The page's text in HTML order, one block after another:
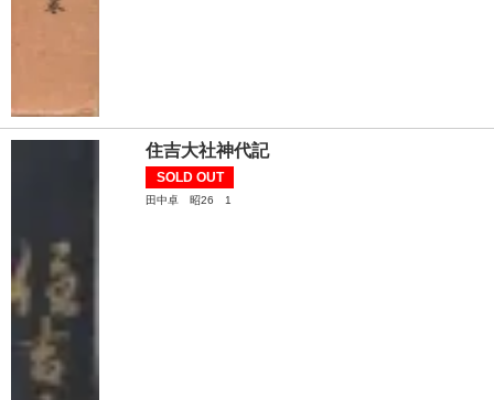
住吉大社神代記
SOLD OUT
田中卓 昭26 1